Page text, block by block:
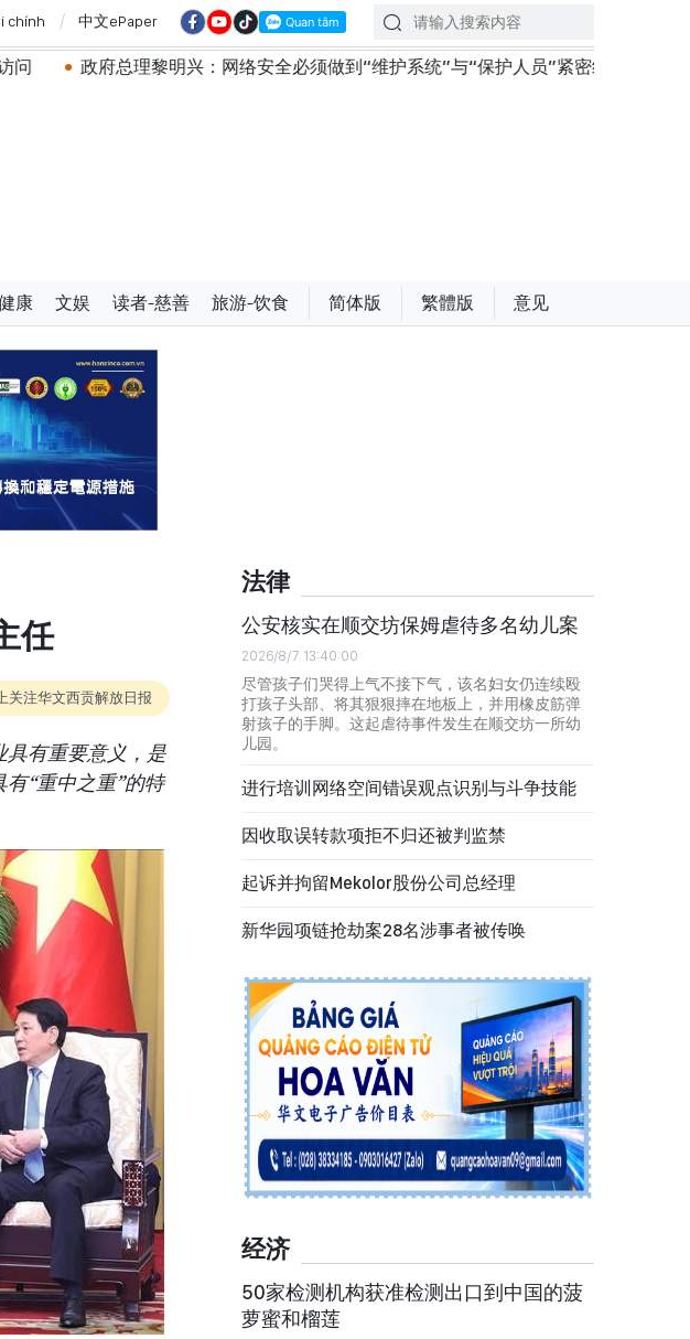
chính 中文ePaper
黎明兴：网络安全必须做到“维护系统”与“保护人员”紧密结合 越南政府总理黎
康 文娱 读者-慈善 旅游-饮食 简体版 繁體版 意见
任
关注华文西贡解放日报
具有重要意义，是
“重中之重”的特
法律
公安核实在顺交坊保姆虐待多名幼儿案
2026/8/7 13:40:00
尽管孩子们哭得上气不接下气，该名妇女仍连续殴
打孩子头部、将其狠狠摔在地板上，并用橡皮筋弹
射孩子的手脚。这起虐待事件发生在顺交坊一所幼
儿园。
进行培训网络空间错误观点识别与斗争技能
因收取误转款项拒不归还被判监禁
起诉并拘留Mekolor股份公司总经理
新华园项链抢劫案28名涉事者被传唤
经济
50家检测机构获准检测出口到中国的菠
萝蜜和榴莲